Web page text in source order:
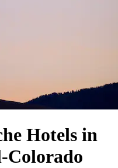
Hotels in
Colorado